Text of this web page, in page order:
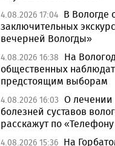
4.08.2026 17:04 В Вологде
заключительных
вечерней Вологды»
4.08.2026 16:38
На
общественных
предстоящим выборам
4.08.2026 16:03 О лечении
болезней суставов
расскажут по
4.08.2026 15:36 На